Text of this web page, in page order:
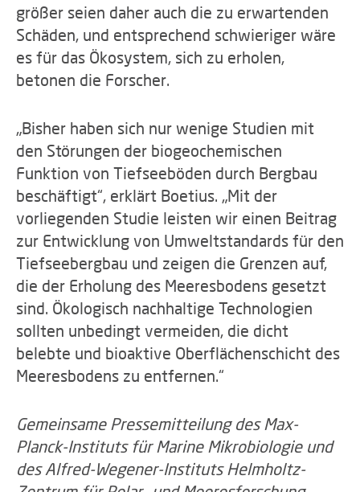
größer seien daher auch die zu erwartenden
Schäden, und entsprechend schwieriger wäre
es für das Ökosystem, sich zu erholen,
betonen die Forscher.
„Bisher haben sich nur wenige Studien mit
den Störungen der biogeochemischen
Funktion von Tiefseeböden durch Bergbau
beschäftigt“, erklärt Boetius. „Mit der
vorliegenden Studie leisten wir einen Beitrag
zur Entwicklung von Umweltstandards für den
Tiefseebergbau und zeigen die Grenzen auf,
die der Erholung des Meeresbodens gesetzt
sind. Ökologisch nachhaltige Technologien
sollten unbedingt vermeiden, die dicht
belebte und bioaktive Oberflächenschicht des
Meeresbodens zu entfernen.“
Gemeinsame Pressemitteilung des Max-
Planck-Instituts für Marine Mikrobiologie und
des Alfred-Wegener-Instituts Helmholtz-